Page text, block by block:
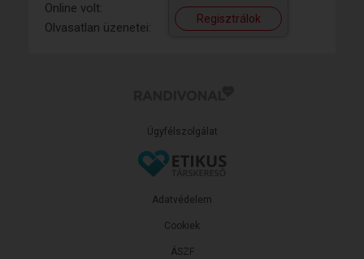
Online volt:
Olvasatlan üzenetei:
Regisztrálok
Ügyfélszolgálat
ÁSZF
Adatvédelem
Cookiek